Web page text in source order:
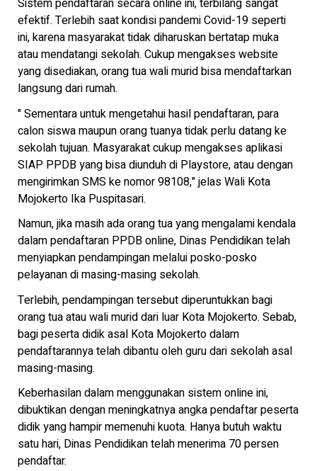
Sistem pendaftaran secara online ini, terbilang sangat
efektif. Terlebih saat kondisi pandemi Covid-19 seperti
ini, karena masyarakat tidak diharuskan bertatap muka
atau mendatangi sekolah. Cukup mengakses website
yang disediakan, orang tua wali murid bisa mendaftarkan
langsung dari rumah.
" Sementara untuk mengetahui hasil pendaftaran, para
calon siswa maupun orang tuanya tidak perlu datang ke
sekolah tujuan. Masyarakat cukup mengakses aplikasi
SIAP PPDB yang bisa diunduh di Playstore, atau dengan
mengirimkan SMS ke nomor 98108," jelas Wali Kota
Mojokerto Ika Puspitasari.
Namun, jika masih ada orang tua yang mengalami kendala
dalam pendaftaran PPDB online, Dinas Pendidikan telah
menyiapkan pendampingan melalui posko-posko
pelayanan di masing-masing sekolah.
Terlebih, pendampingan tersebut diperuntukkan bagi
orang tua atau wali murid dari luar Kota Mojokerto. Sebab,
bagi peserta didik asal Kota Mojokerto dalam
pendaftarannya telah dibantu oleh guru dari sekolah asal
masing-masing.
Keberhasilan dalam menggunakan sistem online ini,
dibuktikan dengan meningkatnya angka pendaftar peserta
didik yang hampir memenuhi kuota. Hanya butuh waktu
satu hari, Dinas Pendidikan telah menerima 70 persen
pendaftar.